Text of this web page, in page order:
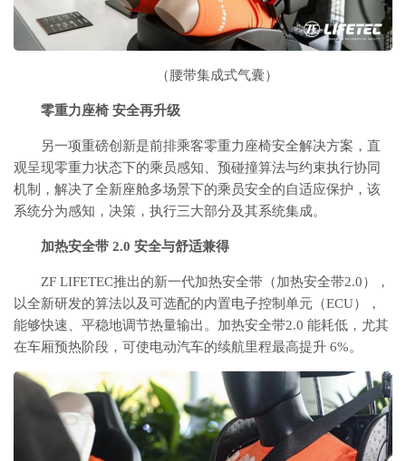
（腰带集成式气囊）
零重力座椅 安全再升级
另一项重磅创新是前排乘客零重力座椅安全解决方案，直
观呈现零重力状态下的乘员感知、预碰撞算法与约束执行协同
机制，解决了全新座舱多场景下的乘员安全的自适应保护，该
系统分为感知，决策，执行三大部分及其系统集成。
加热安全带 2.0 安全与舒适兼得
ZF LIFETEC推出的新一代加热安全带（加热安全带2.0），
以全新研发的算法以及可选配的内置电子控制单元（ECU），
能够快速、平稳地调节热量输出。加热安全带2.0 能耗低，尤其
在车厢预热阶段，可使电动汽车的续航里程最高提升 6%。